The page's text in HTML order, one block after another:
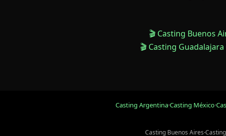
🎬 Casting Buenos
🎬 Casting Guadalajara
Casting Argentina·Casting México·
Casting Buenos Aires·